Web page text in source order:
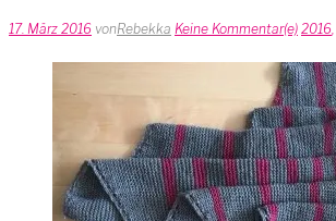
17. März 2016 vonRebekka Keine Kommentar(e) 2016,